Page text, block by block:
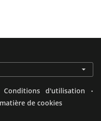
Conditions d'utilisation .
de cookies